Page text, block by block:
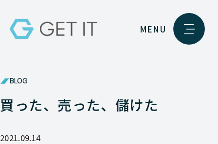
MENU
BLOG
買った、売った、儲けた
2021.09.14